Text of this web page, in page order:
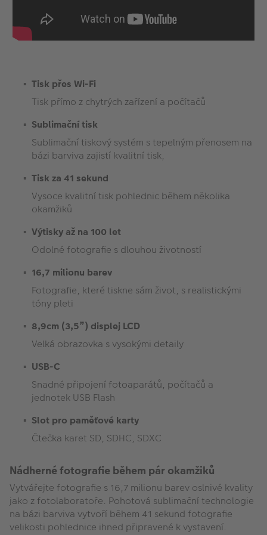
Tisk přes Wi-Fi
Tisk přímo z chytrých zařízení a počítačů
Sublimační tisk
Sublimační tiskový systém s tepelným přenosem na
bázi barviva zajistí kvalitní tisk,
Tisk za 41 sekund
Vysoce kvalitní tisk pohlednic během několika
okamžiků
Výtisky až na 100 let
Odolné fotografie s dlouhou životností
16,7 milionu barev
Fotografie, které tiskne sám život, s realistickými
tóny pleti
8,9cm (3,5”) displej LCD
Velká obrazovka s vysokými detaily
USB-C
Snadné připojení fotoaparátů, počítačů a
jednotek USB Flash
Slot pro paměťové karty
Čtečka karet SD, SDHC, SDXC
Nádherné fotografie během pár okamžiků
Vytvářejte fotografie s 16,7 milionu barev oslnivé kvality
jako z fotolaboratoře. Pohotová sublimační technologie
na bázi barviva vytvoří během 41 sekund fotografie
velikosti pohlednice ihned připravené k vystavení.